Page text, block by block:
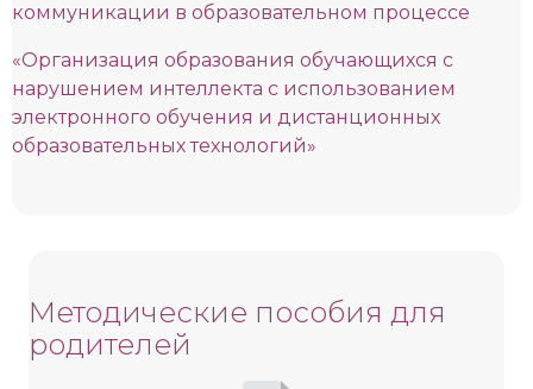
коммуникации в образовательном процессе
«Организация образования обучающихся с
нарушением интеллекта с использованием
электронного обучения и дистанционных
образовательных технологий»
Методические пособия для
родителей